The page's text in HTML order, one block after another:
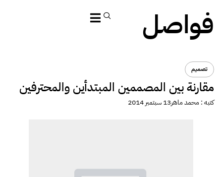
فواصل
تصميم
مقارنة بين المصممين المبتدأين والمحترفين
كتبه :محمد ماهر13 سبتمبر 2014